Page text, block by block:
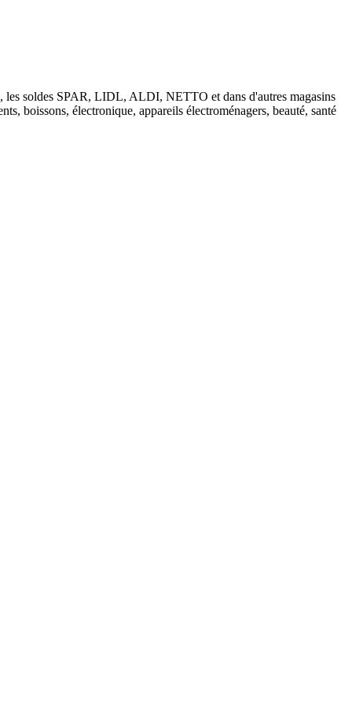
les soldes SPAR, LIDL, ALDI, NETTO et dans d'autres magasins
boissons, électronique, appareils électroménagers, beauté, santé